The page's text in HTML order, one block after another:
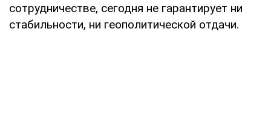
сотрудничестве, сегодня не гарантирует ни
стабильности, ни геополитической отдачи.